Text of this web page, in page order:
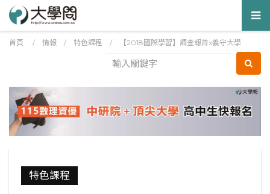
首頁 / 情報 / 特色課程 / 【2018國際學習】調查報告x義守大學
特色課程